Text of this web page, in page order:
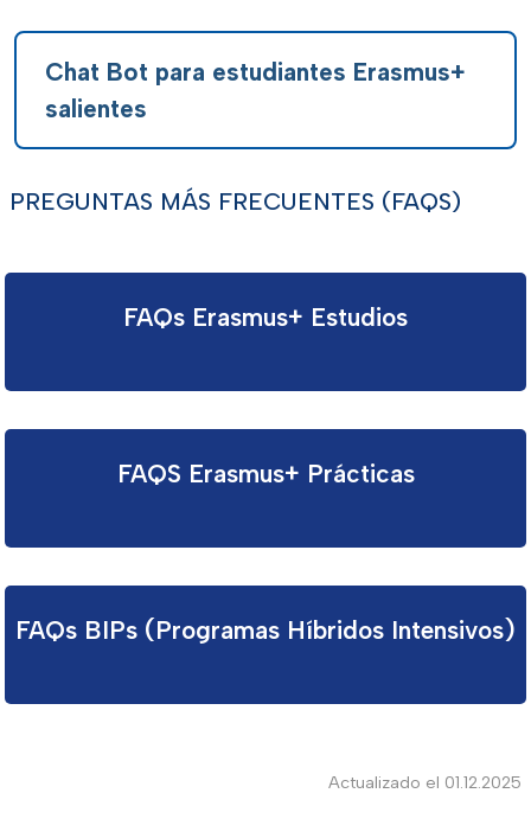
Chat Bot para estudiantes Erasmus+
salientes
PREGUNTAS MÁS FRECUENTES (FAQS)
FAQs Erasmus+ Estudios
FAQS Erasmus+ Prácticas
FAQs BIPs (Programas Híbridos Intensivos)
Actualizado el 01.12.2025